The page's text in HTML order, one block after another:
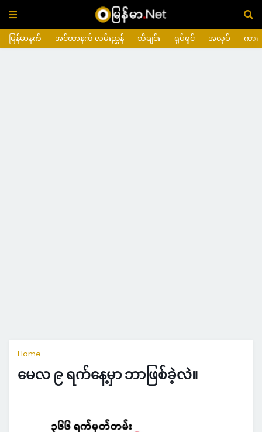
မြန်မာနက် အင်တာနက် လမ်းညွှန် သီချင်း ရုပ်ရှင် အလုပ် ကား
Home
မေလ ၉ ရက်နေ့မှာ ဘာဖြစ်ခဲ့လဲ။